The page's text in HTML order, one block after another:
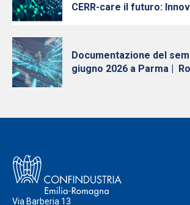
CERR-care il futuro:
Documentazione del
giugno 2026 a Parma |
Via Barberia 13